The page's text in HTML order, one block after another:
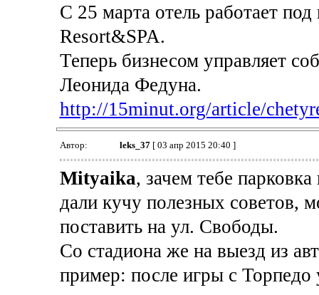
С 25 марта отель работает
Resort&SPA.
Теперь бизнесом управляет
Леонида Федуна.
http://15minut.org/article/
Автор: leks_37[ 03 апр 2015 20:40 ]
Mityaika, зачем тебе
дали кучу полезных советов,
поставить на ул. Свободы.
Со стадиона же на выезд из
пример: после игры с